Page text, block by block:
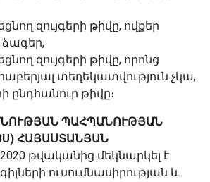
զույգերի թիվը, ովքեր
ձագեր,
զույգերի թիվը, որոնց
տեղեկատվություն չկա,
ընդհանուր թիվը։
ՊԱՀՊԱՆՈՒԹՅԱՆ
ՀԱՅԱՍՏԱՆՅԱՆ
2020 թվականից մեկնարկել է
ուսումնասիրության և